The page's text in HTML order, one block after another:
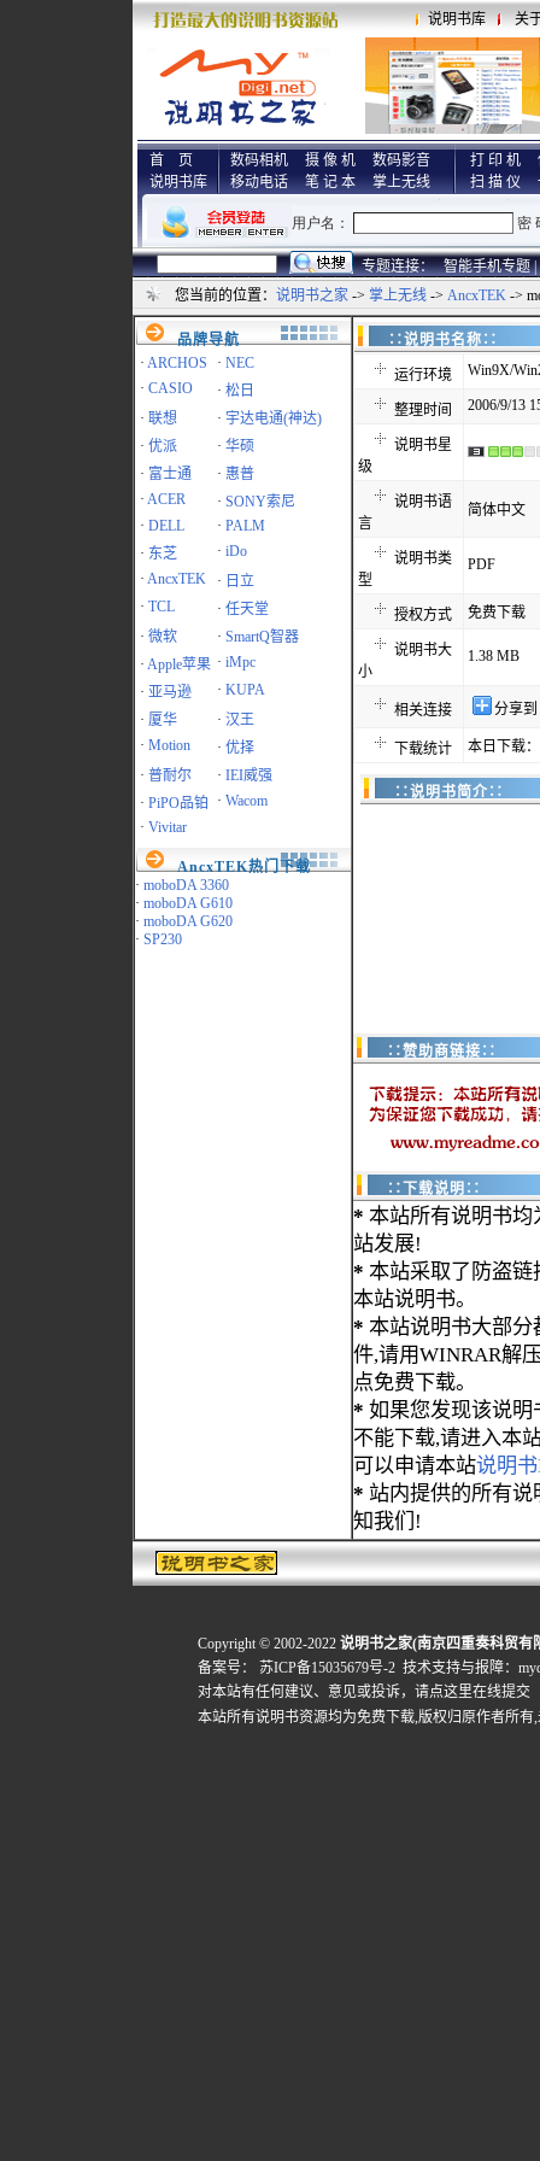
说明书库 关
首 页
说明书库
数码相机 摄 像 机
数码影音
移动电话
笔 记 本 掌上无线
打 印 机
扫 描 仪
专题连接： 智能手机专题 |
您当前的位置： 说明书之家 -> 掌上无线 -> AncxTEK ->
品牌导航
· ARCHOS · NEC
· CASIO · 松日
· 联想 · 宇达电通(神达)
· 优派 · 华硕
· 富士通 · 惠普
· ACER · SONY索尼
· DELL · PALM
· 东芝 · iDo
· AncxTEK · 日立
· TCL · 任天堂
· 微软 · SmartQ智器
· Apple苹果 · iMpc
· 亚马逊 · KUPA
· 厦华 · 汉王
· Motion · 优择
· 普耐尔 · IEI威强
· PiPO品铂 · Wacom
· Vivitar
AncxTEK热门下载
· moboDA 3360
· moboDA G610
· moboDA G620
· SP230
∷说明书名
运行环境 Win9X/
整理时间 2006/9/13
说明书星
级
说明书语
言
简体中文
说明书类
型
PDF
授权方式 免费下载
说明书大
小
1.38 MB
相关连接 分享
下载统计 本日下载
∷说明书简介∷
∷赞助商链接∷
∷下载说明∷
* 本站所有说明书均
站发展!
* 本站采取了防盗链
本站说明书。
* 本站说明书大部分
件,请用WINRAR解
点免费下载。
* 如果您发现该说明
不能下载,请进入本
可以申请本站说明
* 站内提供的所有
知我们!
Copyright © 2002-2022 说明书之家(南京四重奏科贸有
备案号：
苏ICP备15035679号-2 技术支持与报障：
对本站有任何建议、意见或投诉， 请点这里在线提交
本站所有说明书资源均为免费下载,版权归原作者所